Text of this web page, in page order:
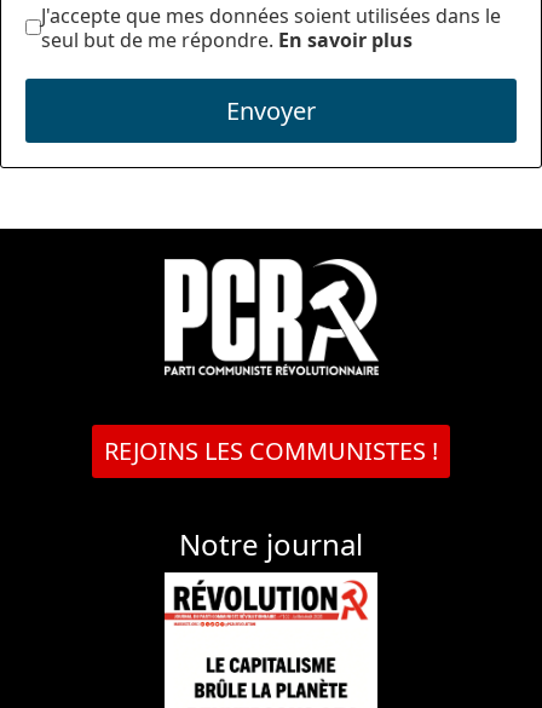
J'accepte que mes données soient utilisées dans le
seul but de me répondre. En savoir plus
Envoyer
REJOINS LES COMMUNISTES !
Notre journal